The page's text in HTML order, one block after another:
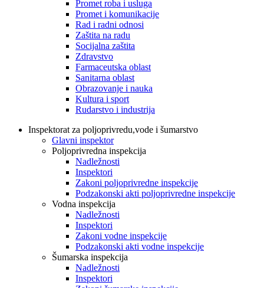
Promet roba i usluga
Promet i komunikacije
Rad i radni odnosi
Zaštita na radu
Socijalna zaštita
Zdravstvo
Farmaceutska oblast
Sanitarna oblast
Obrazovanje i nauka
Kultura i sport
Rudarstvo i industrija
Inspektorat za poljoprivredu,vode i šumarstvo
Glavni inspektor
Poljoprivredna inspekcija
Nadležnosti
Inspektori
Zakoni poljoprivredne inspekcije
Podzakonski akti poljoprivredne inspekcije
Vodna inspekcija
Nadležnosti
Inspektori
Zakoni vodne inspekcije
Podzakonski akti vodne inspekcije
Šumarska inspekcija
Nadležnosti
Inspektori